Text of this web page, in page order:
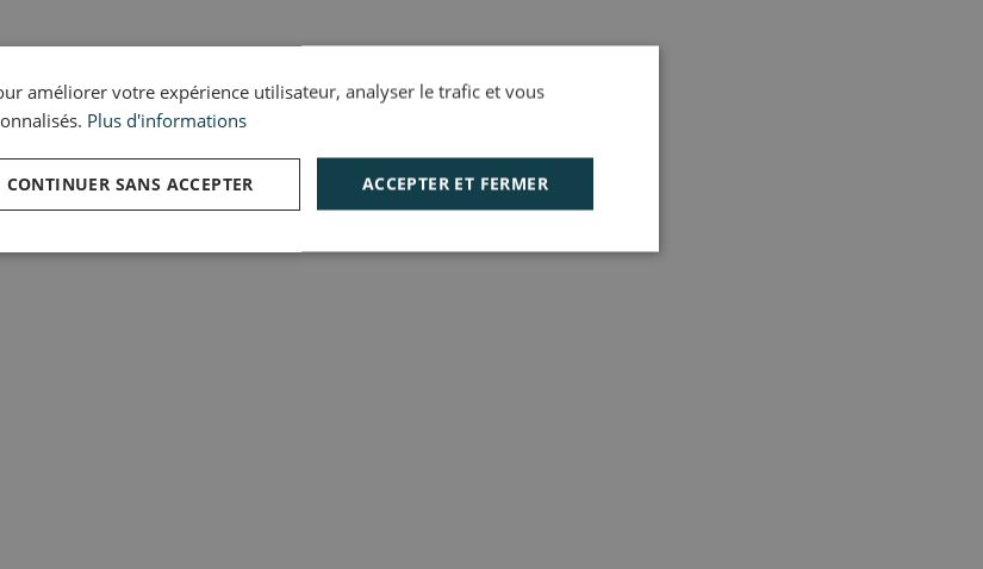
améliorer votre expérience utilisateur, analyser le trafic et vous
Plus d'informations
ACCEPTER ET FERMER
CONTINUER SANS ACCEPTER